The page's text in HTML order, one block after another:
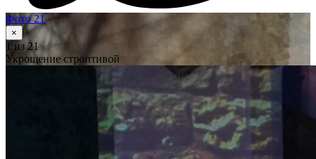
Фото 21
×
1 из 21
Укрощение строптивой